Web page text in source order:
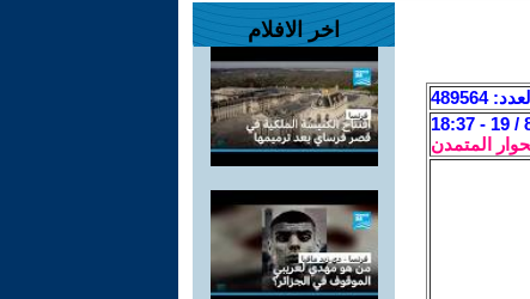
العدد: 489564
المتمدن
اخر الافلام